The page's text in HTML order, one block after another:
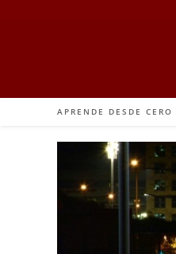
APRENDE DESDE CERO